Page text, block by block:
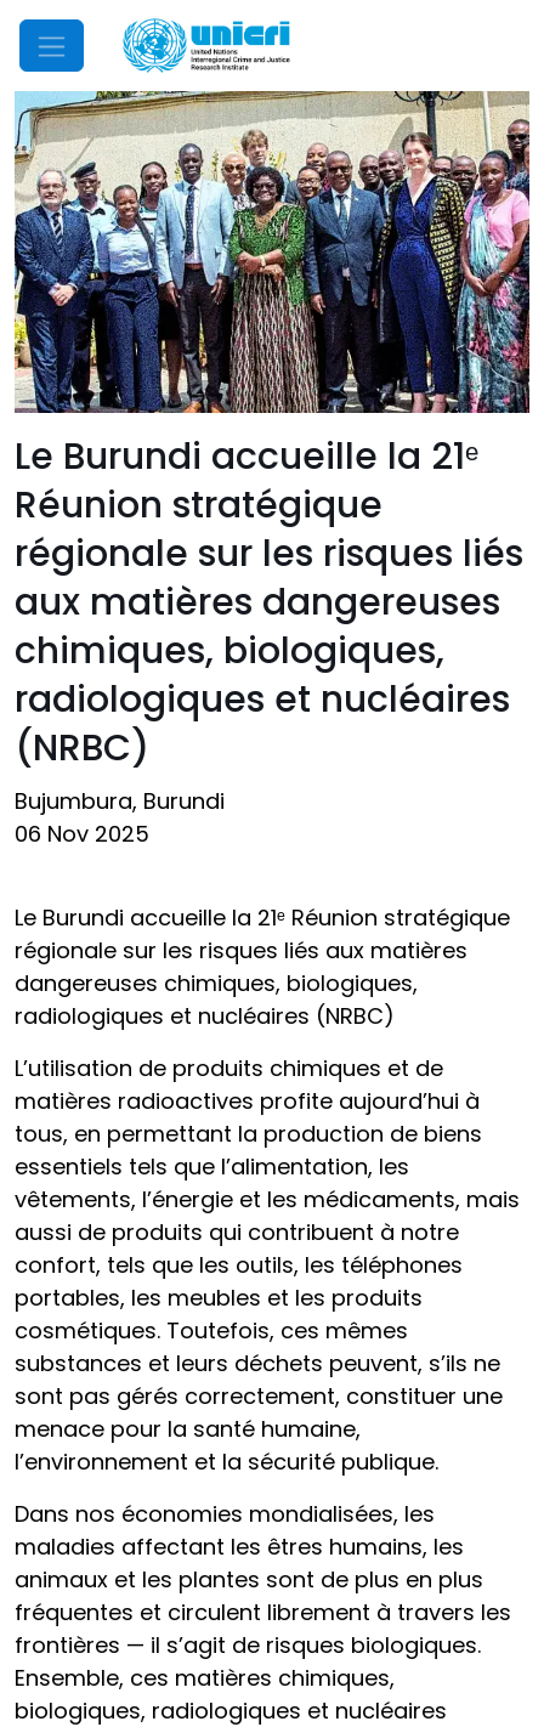
Mobile Menu
Le Burundi accueille la 21ᵉ
Réunion stratégique
régionale sur les risques liés
aux matières dangereuses
chimiques, biologiques,
radiologiques et nucléaires
(NRBC)
Bujumbura, Burundi
06 Nov 2025
Le Burundi accueille la 21ᵉ Réunion stratégique
régionale sur les risques liés aux matières
dangereuses chimiques, biologiques,
radiologiques et nucléaires (NRBC)
L’utilisation de produits chimiques et de
matières radioactives profite aujourd’hui à
tous, en permettant la production de biens
essentiels tels que l’alimentation, les
vêtements, l’énergie et les médicaments, mais
aussi de produits qui contribuent à notre
confort, tels que les outils, les téléphones
portables, les meubles et les produits
cosmétiques. Toutefois, ces mêmes
substances et leurs déchets peuvent, s’ils ne
sont pas gérés correctement, constituer une
menace pour la santé humaine,
l’environnement et la sécurité publique.
Dans nos économies mondialisées, les
maladies affectant les êtres humains, les
animaux et les plantes sont de plus en plus
fréquentes et circulent librement à travers les
frontières — il s’agit de risques biologiques.
Ensemble, ces matières chimiques,
biologiques, radiologiques et nucléaires